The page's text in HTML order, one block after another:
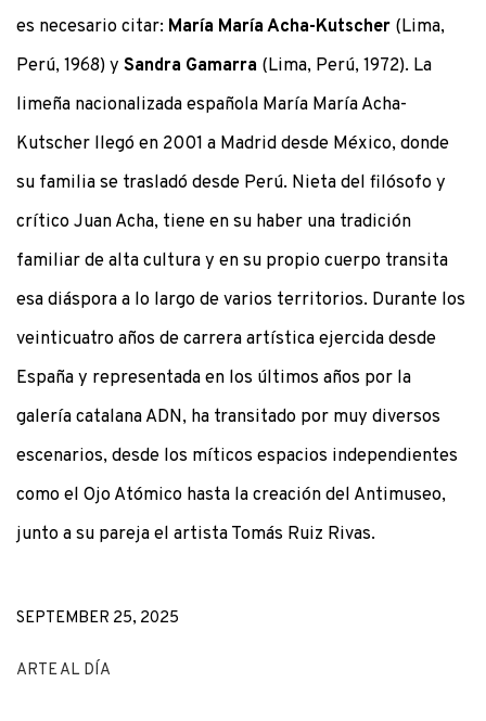
es necesario citar: María María Acha-Kutscher (Lima,
Perú, 1968) y Sandra Gamarra (Lima, Perú, 1972). La
limeña nacionalizada española María María Acha-
Kutscher llegó en 2001 a Madrid desde México, donde
su familia se trasladó desde Perú. Nieta del filósofo y
crítico Juan Acha, tiene en su haber una tradición
familiar de alta cultura y en su propio cuerpo transita
esa diáspora a lo largo de varios territorios. Durante los
veinticuatro años de carrera artística ejercida desde
España y representada en los últimos años por la
galería catalana ADN, ha transitado por muy diversos
escenarios, desde los míticos espacios independientes
como el Ojo Atómico hasta la creación del Antimuseo,
junto a su pareja el artista Tomás Ruiz Rivas.
SEPTEMBER 25, 2025
ARTE AL DÍA